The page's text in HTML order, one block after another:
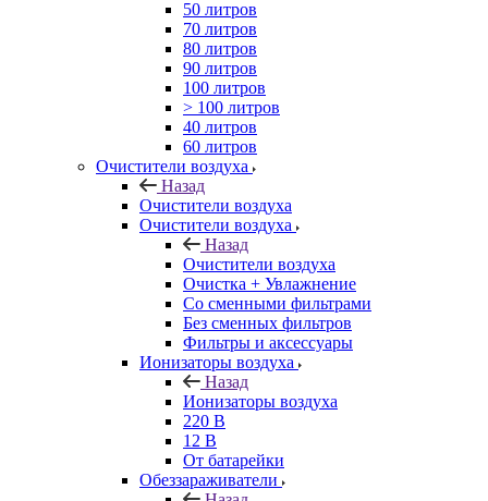
50 литров
70 литров
80 литров
90 литров
100 литров
> 100 литров
40 литров
60 литров
Очистители воздуха
Назад
Очистители воздуха
Очистители воздуха
Назад
Очистители воздуха
Очистка + Увлажнение
Cо сменными фильтрами
Без сменных фильтров
Фильтры и аксессуары
Ионизаторы воздуха
Назад
Ионизаторы воздуха
220 В
12 В
От батарейки
Обеззараживатели